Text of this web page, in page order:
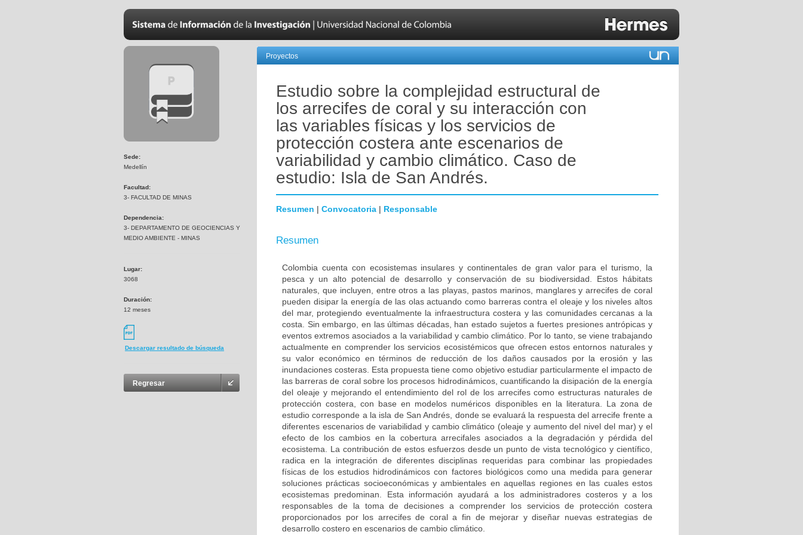
Sede:
Medellín
Facultad:
3- FACULTAD DE MINAS
Dependencia:
3- DEPARTAMENTO DE GEOCIENCIAS Y
MEDIO AMBIENTE - MINAS
Lugar:
3068
Duración:
12 meses
Descargar resultado de búsqueda
Regresar
Proyectos
Estudio sobre la complejidad estructural de
los arrecifes de coral y su interacción con
las variables físicas y los servicios de
protección costera ante escenarios de
variabilidad y cambio climático. Caso de
estudio: Isla de San Andrés.
Resumen | Convocatoria | Responsable
Resumen
Colombia cuenta con ecosistemas insulares y continentales de gran valor para el turismo, la
pesca y un alto potencial de desarrollo y conservación de su biodiversidad. Estos hábitats
naturales, que incluyen, entre otros a las playas, pastos marinos, manglares y arrecifes de coral
pueden disipar la energía de las olas actuando como barreras contra el oleaje y los niveles altos
del mar, protegiendo eventualmente la infraestructura costera y las comunidades cercanas a la
costa. Sin embargo, en las últimas décadas, han estado sujetos a fuertes presiones antrópicas y
eventos extremos asociados a la variabilidad y cambio climático. Por lo tanto, se viene trabajando
actualmente en comprender los servicios ecosistémicos que ofrecen estos entornos naturales y
su valor económico en términos de reducción de los daños causados por la erosión y las
inundaciones costeras. Esta propuesta tiene como objetivo estudiar particularmente el impacto de
las barreras de coral sobre los procesos hidrodinámicos, cuantificando la disipación de la energía
del oleaje y mejorando el entendimiento del rol de los arrecifes como estructuras naturales de
protección costera, con base en modelos numéricos disponibles en la literatura. La zona de
estudio corresponde a la isla de San Andrés, donde se evaluará la respuesta del arrecife frente a
diferentes escenarios de variabilidad y cambio climático (oleaje y aumento del nivel del mar) y el
efecto de los cambios en la cobertura arrecifales asociados a la degradación y pérdida del
ecosistema. La contribución de estos esfuerzos desde un punto de vista tecnológico y científico,
radica en la integración de diferentes disciplinas requeridas para combinar las propiedades
físicas de los estudios hidrodinámicos con factores biológicos como una medida para generar
soluciones prácticas socioeconómicas y ambientales en aquellas regiones en las cuales estos
ecosistemas predominan. Esta información ayudará a los administradores costeros y a los
responsables de la toma de decisiones a comprender los servicios de protección costera
proporcionados por los arrecifes de coral a fin de mejorar y diseñar nuevas estrategias de
desarrollo costero en escenarios de cambio climático.